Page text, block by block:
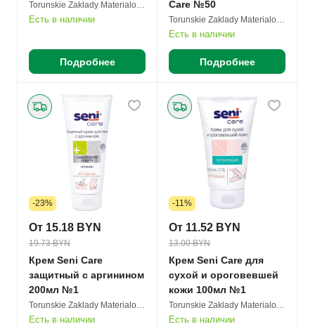
Torunskie Zaklady Materialow Opatrunkowych S.A.
Есть в наличии
Подробнее
Care №50
Torunskie Zaklady Materialow Opatrunkowych S.A.
Есть в наличии
Подробнее
-23%
От 15.18 BYN
19.73 BYN
Крем Seni Care
защитный с аргинином
200мл №1
Torunskie Zaklady Materialow Opatrunkowych S.A.
Есть в наличии
-11%
От 11.52 BYN
13.00 BYN
Крем Seni Care для
сухой и ороговевшей
кожи 100мл №1
Torunskie Zaklady Materialow Opatrunkowych S.A.
Есть в наличии